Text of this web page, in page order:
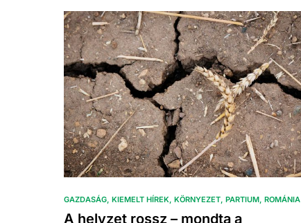
GAZDASÁG KIEMELT HÍREK KÖRNYEZET PARTIUM ROMÁNIA
A helyzet rossz – mondta a